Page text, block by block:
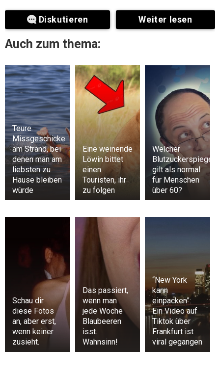
Diskutieren Weiter lesen
Auch zum thema:
Teure
Missgeschicke
am Strand, bei
denen man am
liebsten zu
Hause bleiben
würde
Eine weinende
Löwin bittet
einen
Touristen, ihr
zu folgen
Welcher
Blutzuckerspiegel
gilt als normal
für Menschen
über 60?
Schau dir
diese Fotos
an, aber erst,
wenn keiner
zusieht.
Das passiert,
wenn man
jede Woche
Blaubeeren
isst.
Wahnsinn!
“New York
kann
einpacken”:
Ein Video auf
Tiktok über
Frankfurt ist
viral gegangen